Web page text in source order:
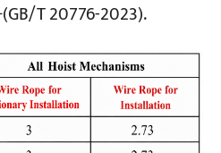
T 20776-2023).